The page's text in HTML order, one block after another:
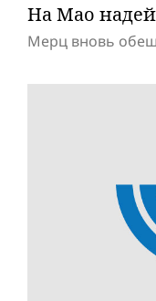
На Мао
Мерц вновь